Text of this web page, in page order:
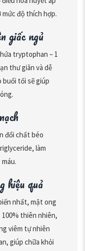
độ thích hợp.
giấc ngủ
tryptophan – 1
thư giãn và dễ
buổi tối sẽ giúp
đổi chất béo
làm
hiệu quả
nhất, mật ong
100% thiên nhiên,
viêm tự nhiên
giúp chữa khỏi